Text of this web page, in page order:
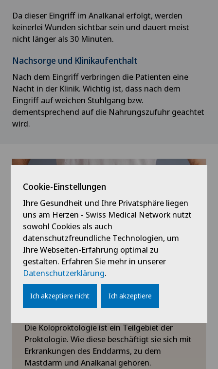
Da dieser Eingriff im Analkanal erfolgt, werden
keinerlei Wunden sichtbar sein und dauert meist
nicht länger als 30 Minuten.
Nachsorge und Klinikaufenthalt
Nach dem Eingriff verbringen die Patienten eine
Nacht in der Klinik. Wichtig ist, dass nach dem
Eingriff auf weichen Stuhlgang bzw.
dementsprechend auf die Nahrungszufuhr geachtet
wird.
Koloproktologie
Die Koloproktologie ist ein Teilgebiet der
Proktologie. Wie diese beschäftigt sie sich mit
Erkrankungen des Enddarms, zu dem
Mastdarm und Analkanal gehören.
Cookie-Einstellungen
Ihre Gesundheit und Ihre Privatsphäre liegen
uns am Herzen - Swiss Medical Network nutzt
sowohl Cookies als auch
datenschutzfreundliche Technologien, um
Ihre Webseiten-Erfahrung optimal zu
gestalten. Erfahren Sie mehr in unserer
Datenschutzerklärung.
Ich akzeptiere nicht Ich akzeptiere